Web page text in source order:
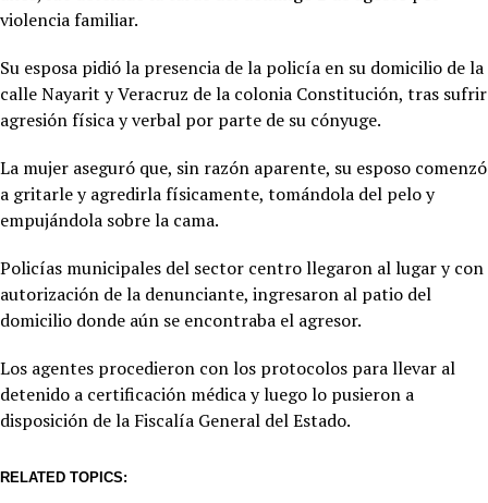
violencia familiar.
Su esposa pidió la presencia de la policía en su domicilio de la
calle Nayarit y Veracruz de la colonia Constitución, tras sufrir
agresión física y verbal por parte de su cónyuge.
La mujer aseguró que, sin razón aparente, su esposo comenzó
a gritarle y agredirla físicamente, tomándola del pelo y
empujándola sobre la cama.
Policías municipales del sector centro llegaron al lugar y con
autorización de la denunciante, ingresaron al patio del
domicilio donde aún se encontraba el agresor.
Los agentes procedieron con los protocolos para llevar al
detenido a certificación médica y luego lo pusieron a
disposición de la Fiscalía General del Estado.
RELATED TOPICS: